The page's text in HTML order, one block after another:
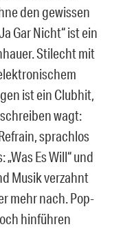
den gewissen
Gar Nicht“ ist ein
Stilecht mit
ist ein Clubhit,
wagt:
sprachlos
Es Will“ und
Musik verzahnt
mehr nach. Pop-
hinführen